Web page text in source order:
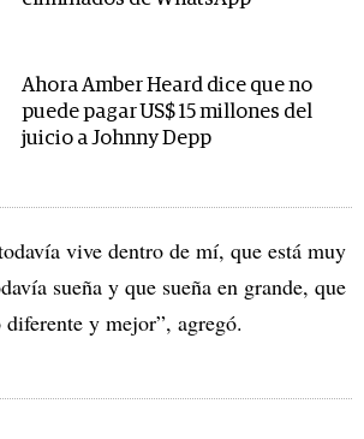
Ahora Amber Heard dice que no
puede pagar US$ 15 millones del
juicio a Johnny Depp
vive dentro de mí, que está muy
sueña y que sueña en grande, que
y mejor”, agregó.